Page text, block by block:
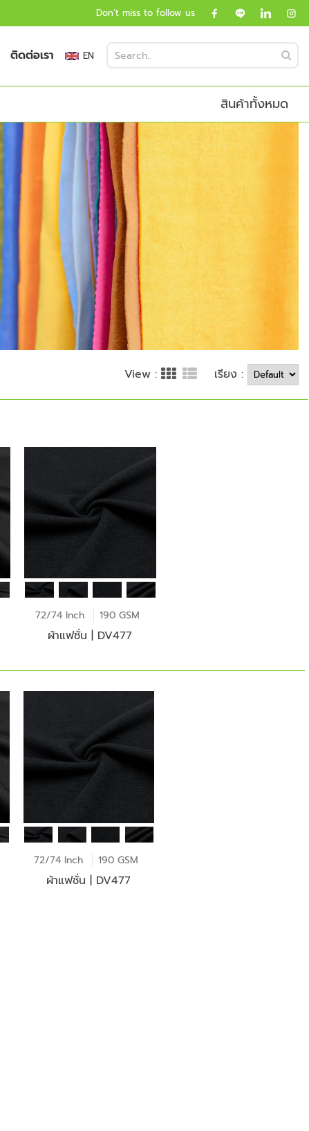
Don’t miss to follow us
ติดต่อเรา EN
สินค้าทั้งหมด
View : เรียง :
72/74 Inch 190 GSM
ผ้าแฟชั่น | DV477
72/74 Inch 190 GSM
ผ้าแฟชั่น | DV477